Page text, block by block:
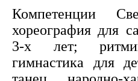
Компетенции
хореография для
3-х лет;
гимнастика для